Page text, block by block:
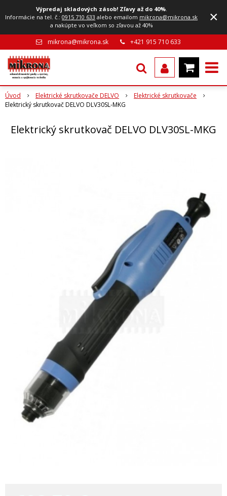
Výpredaj skladových zásob! Zľavy až do 40%.
Informácie na tel. č.:0915 710 633 alebo emailom mikrona@mikrona.sk
a nakúpte vo veľkom so zľavou až 40%
×
mikrona@mikrona.sk +421 915 710 633
Úvod Elektrické skrutkovače DELVO
Elektrické skrutkovače
Elektrický skrutkovač DELVO DLV30SL-MKG
Elektrický skrutkovač DELVO DLV30SL-MKG